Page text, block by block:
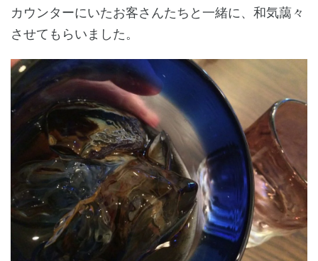
カウンターにいたお客さんたちと一緒に、和気藹々
させてもらいました。